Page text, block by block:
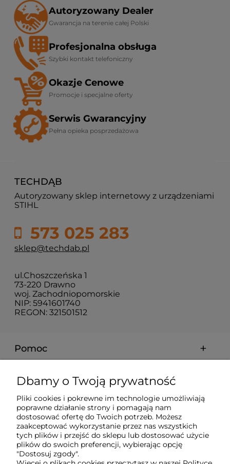
Autoryzowany Dealer
Gwarancja na terenie całej Polski
Profesjonalna obsługa
Szybki kontakt telefoniczny
Okazje Cenowe
Promocje i specjalne oferty
Serwis Gwarancyjny
Pełna opieka posprzedażowa
TECHDĄB
Autoryzowany sklep internetowy z urządzeniami
STIHL
573 025 283
sklep@techdab.pl
ul.Choszczeńska 1
73-220 Drawno
woj. Zachodniopomorskie
NIP: 5941601740
REGON: 321501512
Pomoc
Moje konto
Płatności i dostawa
Informacje
Dbamy o Twoją prywatność
Pliki cookies i pokrewne im technologie umożliwiają
poprawne działanie strony i pomagają nam
dostosować ofertę do Twoich potrzeb. Możesz
zaakceptować wykorzystanie przez nas wszystkich
tych plików i przejść do sklepu lub dostosować użycie
plików do swoich preferencji, wybierając opcję
"Dostosuj zgody".